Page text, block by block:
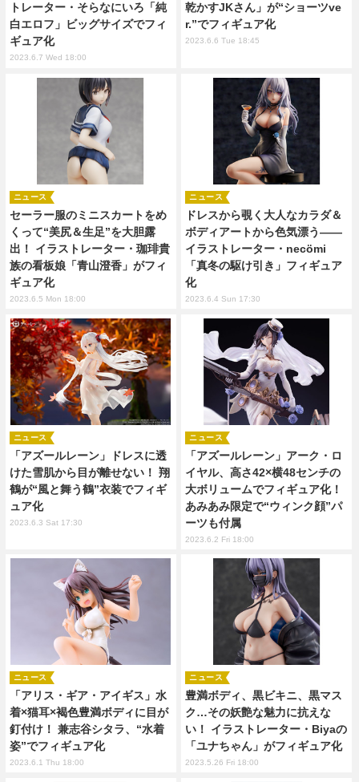
トレーター・そらなにいろ「純
白エロフ」ビッグサイズでフィ
ギュア化
2023.6.7 Wed 18:00
乾かすJKさん」が“ショーツve
r.”でフィギュア化
2023.6.6 Tue 18:45
セーラー服のミニスカートをめ
くって“美尻＆生足”を大胆露
出！ イラストレーター・珈琲貴
族の看板娘「青山澄香」がフィ
ギュア化
ニュース
2023.6.5 Mon 18:00
ドレスから覗く大人なカラダ＆
ボディアートから色気漂う――
イラストレーター・necömi
「真冬の駆け引き」フィギュア
化
ニュース
2023.6.4 Sun 17:30
「アズールレーン」ドレスに透
けた雪肌から目が離せない！ 翔
鶴が“風と舞う鶴”衣装でフィギ
ュア化
ニュース
2023.6.3 Sat 17:30
「アズールレーン」アーク・ロ
イヤル、高さ42×横48センチの
大ボリュームでフィギュア化！
あみあみ限定で“ウィンク顔”パ
ーツも付属
ニュース
2023.6.2 Fri 18:00
「アリス・ギア・アイギス」水
着×猫耳×褐色豊満ボディに目が
釘付け！ 兼志谷シタラ、“水着
姿”でフィギュア化
ニュース
2023.6.1 Thu 18:00
豊満ボディ、黒ビキニ、黒マス
ク…その妖艶な魅力に抗えな
い！ イラストレーター・Biyaの
「ユナちゃん」がフィギュア化
ニュース
2023.5.26 Fri 18:00